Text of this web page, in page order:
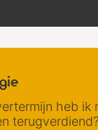
heb ik
terugverdiend?